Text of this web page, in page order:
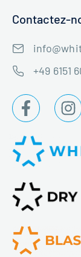
Contactez-
+49 6151